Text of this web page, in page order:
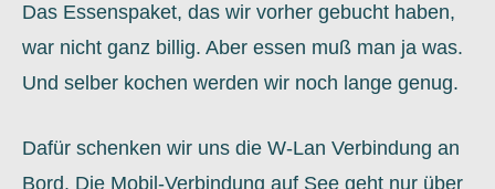
Das Essenspaket, das wir vorher gebucht haben,
war nicht ganz billig. Aber essen muß man ja was.
Und selber kochen werden wir noch lange genug.
Dafür schenken wir uns die W-Lan Verbindung an
Bord. Die Mobil-Verbindung auf See geht nur über